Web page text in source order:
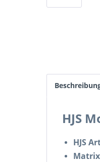
HJS
HJS